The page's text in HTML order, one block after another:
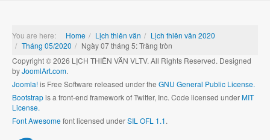
You are here: Home Lịch thiên văn
Lịch thiên văn 2020
Tháng 05/2020
Ngày 07 tháng 5: Trăng tròn
Copyright © 2026 LỊCH THIÊN VĂN VLTV. All Rights Reserved. Designed
byJoomlArt.com.
Joomla!is Free Software released under the GNU General Public License.
Bootstrapis a front-end framework of Twitter, Inc. Code licensed underMIT
License.
Font Awesomefont licensed underSIL OFL 1.1.